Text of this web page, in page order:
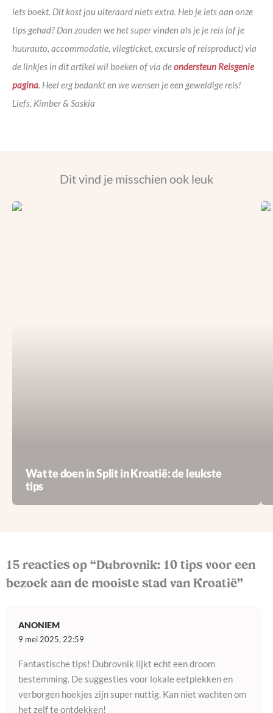
iets boekt. Dit kost jou uiteraard niets extra. Heb je iets aan onze
tips gehad? Dan zouden we het super vinden als je je reis (of je
huurauto, accommodatie, vliegticket, excursie of reisproduct) via
de linkjes in dit artikel wil boeken of via deondersteun Reisgenie
pagina. Heel erg bedankt en we wensen je een geweldige reis!
Liefs, Kimber & Saskia
Dit vind je misschien ook leuk
Wat te doen in Split in Kroatië: de leukste
tips
15 reacties op “Dubrovnik: 10 tips voor een
bezoek aan de mooiste stad van Kroatië”
ANONIEM
9 mei 2025, 22:59
Fantastische tips! Dubrovnik lijkt echt een droom
bestemming. De suggesties voor lokale eetplekken en
verborgen hoekjes zijn super nuttig. Kan niet wachten om
het zelf te ontdekken!